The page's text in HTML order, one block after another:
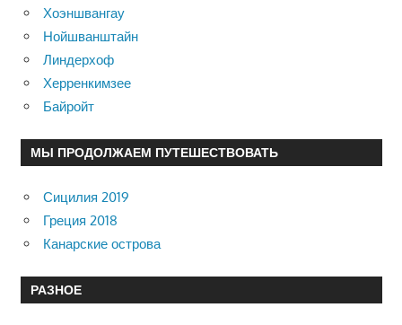
Хоэншвангау
Нойшванштайн
Линдерхоф
Херренкимзее
Байройт
МЫ ПРОДОЛЖАЕМ ПУТЕШЕСТВОВАТЬ
Сицилия 2019
Греция 2018
Канарские острова
РАЗНОЕ